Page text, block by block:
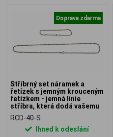
Doprava zdarma
Stříbrný set náramek a
řetízek s jemným krouceným
řetízkem - jemná linie
stříbra, která dodá vašemu
stylu lehkost a nenápadnou
eleganci
RCD-40-S
Ihned k odeslání